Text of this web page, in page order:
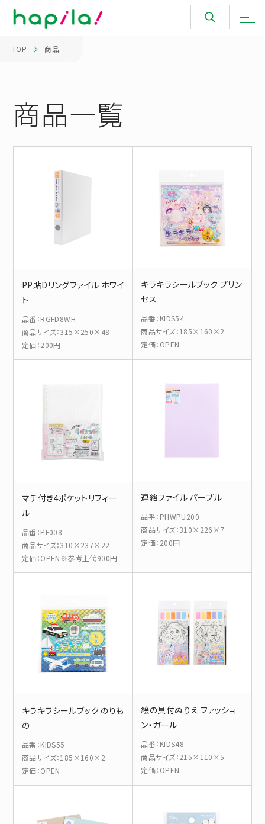
TOP 商品
商品一覧
PP貼Dリングファイル ホワイ
ト
品番 ：RGFD8WH
商品サイズ：315×250×48
定価：200円
キラキラシールブック プリン
セス
品番： KIDS54
商品サイズ：185×160×2
定価： OPEN
マチ付き4ポケットリフィー
ル
品番 ：PF008
商品サイズ：310×237×22
定価：OPEN※参考上代900円
連絡ファイル パープル
品番： PHWPU200
商品サイズ：310×226×7
定価： 200円
キラキラシールブック のりも
の
品番 ：KIDS55
商品サイズ：185×160×2
定価：OPEN
絵の具付ぬりえ ファッショ
ン・ガール
品番： KIDS48
商品サイズ：215×110×5
定価： OPEN